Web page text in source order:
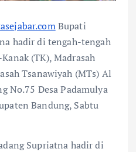
Bupati
hadir di tengah-tengah
(TK), Madrasah
Tsanawiyah (MTs) Al
No.75 Desa Padamulya
Bandung, Sabtu
Supriatna hadir di